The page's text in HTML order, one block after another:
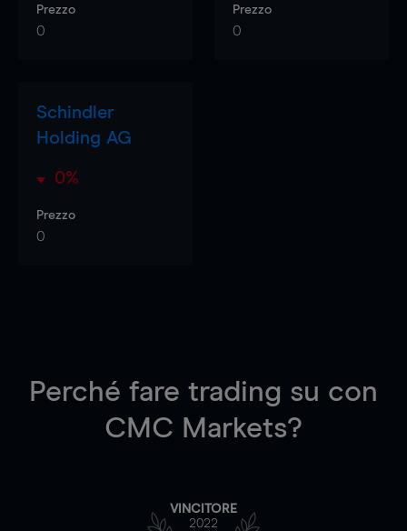
Prezzo
0
Prezzo
0
Schindler
Holding AG
0%
Prezzo
0
Perché fare trading su con
CMC Markets?
VINCITORE
2022